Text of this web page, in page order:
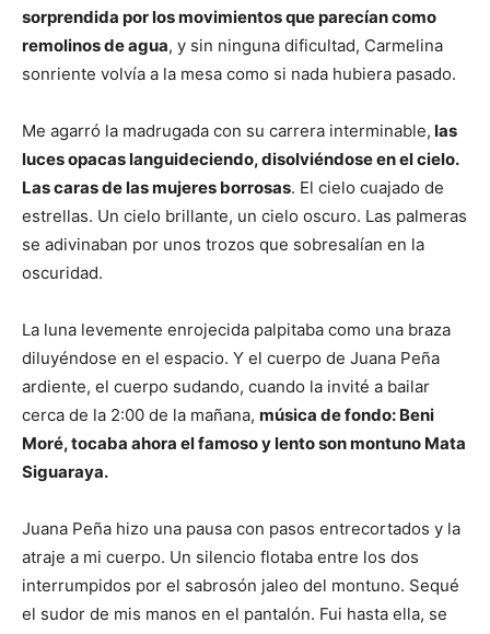
sorprendida por los movimientos que parecían como
remolinos de agua, y sin ninguna dificultad, Carmelina
sonriente volvía a la mesa como si nada hubiera pasado.
Me agarró la madrugada con su carrera interminable, las
luces opacas languideciendo, disolviéndose en el cielo.
Las caras de las mujeres borrosas. El cielo cuajado de
estrellas. Un cielo brillante, un cielo oscuro. Las palmeras
se adivinaban por unos trozos que sobresalían en la
oscuridad.
La luna levemente enrojecida palpitaba como una braza
diluyéndose en el espacio. Y el cuerpo de Juana Peña
ardiente, el cuerpo sudando, cuando la invité a bailar
cerca de la 2:00 de la mañana, música de fondo: Beni
Moré, tocaba ahora el famoso y lento son montuno Mata
Siguaraya.
Juana Peña hizo una pausa con pasos entrecortados y la
atraje a mi cuerpo. Un silencio flotaba entre los dos
interrumpidos por el sabrosón jaleo del montuno. Sequé
el sudor de mis manos en el pantalón. Fui hasta ella, se